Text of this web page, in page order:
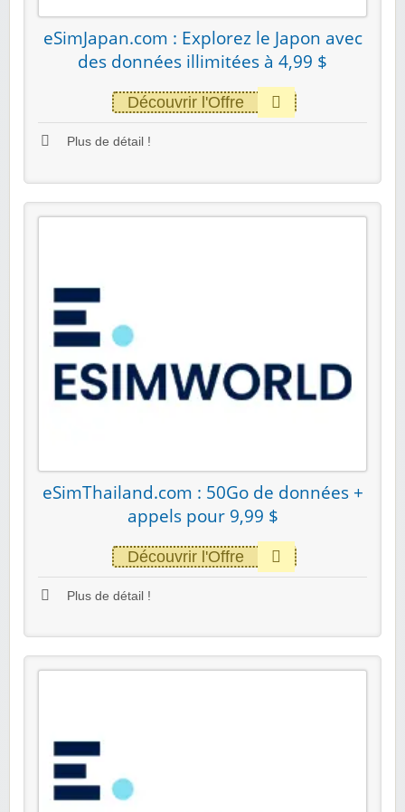
eSimJapan.com : Explorez le Japon avec
des données illimitées à 4,99 $
Découvrir l'Offre
Plus de détail !
eSimThailand.com : 50Go de données +
appels pour 9,99 $
Découvrir l'Offre
Plus de détail !